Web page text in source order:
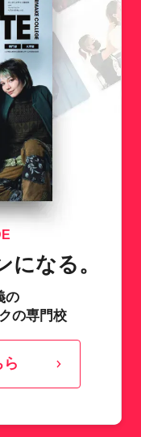
なる。
の
の専門校